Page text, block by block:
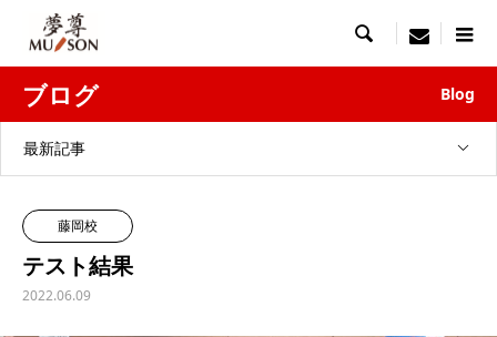
 menu
ブログ Blog
最新記事
藤岡校
テスト結果
2022.06.09